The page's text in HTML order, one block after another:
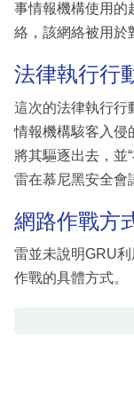
事情報機構使用的
絡，該網絡被用於
法律執行行
這次的法律執行行
情報機構駭客入侵
將其驅逐出去，並
雷在慕尼黑安全會
網路作戰方
雷並未說明GRU
作戰的具體方式。